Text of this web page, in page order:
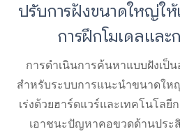
ปรับการฝังขนาดใหญ่ใ
การฝึกโมเดลและ
การดำเนินการค้นหาแบบฝังเป็
สำหรับระบบการแนะนำขนาดให
เร่งด้วยฮาร์ดแวร์และเทคโนโลยี
เอาชนะปัญหาคอขวดด้านปร